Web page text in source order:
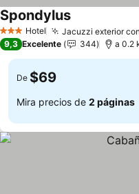
3 Estrellas
Hotel Jacuzzi exterior
SpondylusVer precios
9,3 Excelente 344 a 0.2
De $69
Mira precios de 2 páginas